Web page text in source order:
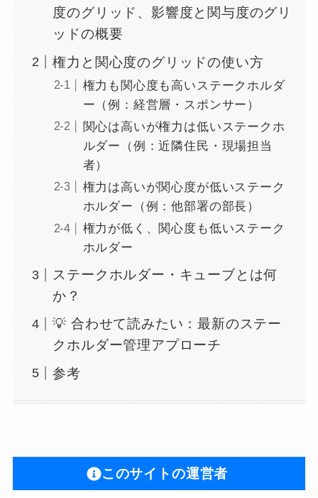
度のグリッド、影響度と関与度のグリ
ッドの概要
権力と関心度のグリッドの使い方
権力も関心度も高いステークホルダ
ー（例：経営層・スポンサー）
関心は高いが権力は低いステークホ
ルダー（例：近隣住民・現場担当
者）
権力は高いが関心度が低いステーク
ホルダー（例：他部署の部長）
権力が低く、関心度も低いステーク
ホルダー
ステークホルダー・キューブとは何
か？
💡 合わせて読みたい：最新のステー
クホルダー管理アプローチ
参考
このサイトの運営者